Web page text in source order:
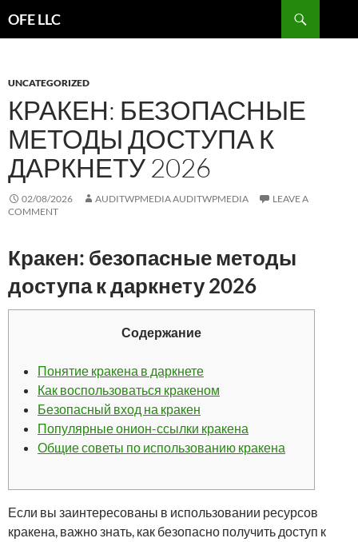
OFE LLC
UNCATEGORIZED
КРАКЕН: БЕЗОПАСНЫЕ
МЕТОДЫ ДОСТУПА К
ДАРКНЕТУ 2026
02/08/2026 AUDITWPMEDIA AUDITWPMEDIA
LEAVE A
COMMENT
Кракен: безопасные методы
доступа к даркнету 2026
Содержание
Понятие кракена в даркнете
Как воспользоваться кракеном
Безопасный вход на кракен
Популярные онион-ссылки кракена
Общие советы по использованию кракена
Если вы заинтересованы в использовании ресурсов
кракена, важно знать, как безопасно получить доступ к